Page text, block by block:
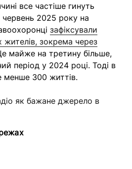
все частіше гинуть
червень 2025 року на
зафіксували
зокрема через
майже на третину більше,
період у 2024 році. Тоді в
менше 300 життів.
як бажане джерело в